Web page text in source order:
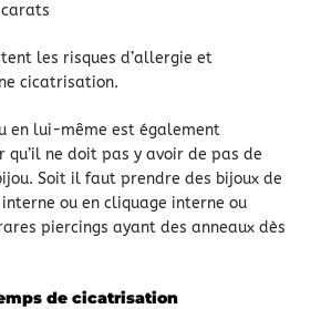
carats
les risques d’allergie et
cicatrisation.
en lui-même est également
ne doit pas y avoir de pas de
Soit il faut prendre des bijoux de
ou en cliquage interne ou
piercings ayant des anneaux dès
de cicatrisation